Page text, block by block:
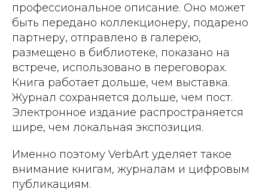
профессиональное описание. Оно может
быть передано коллекционеру, подарено
партнеру, отправлено в галерею,
размещено в библиотеке, показано на
встрече, использовано в переговорах.
Книга работает дольше, чем выставка.
Журнал сохраняется дольше, чем пост.
Электронное издание распространяется
шире, чем локальная экспозиция.
Именно поэтому VerbArt уделяет такое
внимание книгам, журналам и цифровым
публикациям.